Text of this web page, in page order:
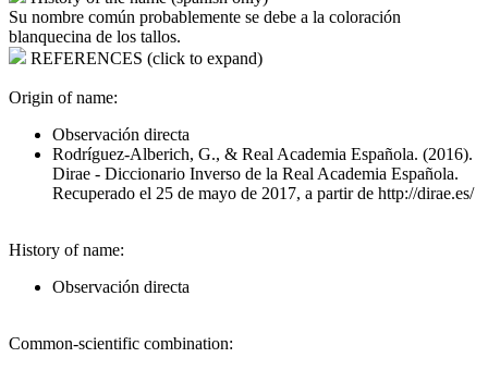
Su nombre común probablemente se debe a la coloración
blanquecina de los tallos.
REFERENCES (click to expand)
Origin of name:
Observación directa
Rodríguez-Alberich, G., & Real Academia Española. (2016).
Dirae - Diccionario Inverso de la Real Academia Española.
Recuperado el 25 de mayo de 2017, a partir de http://dirae.es/
History of name:
Observación directa
Common-scientific combination: